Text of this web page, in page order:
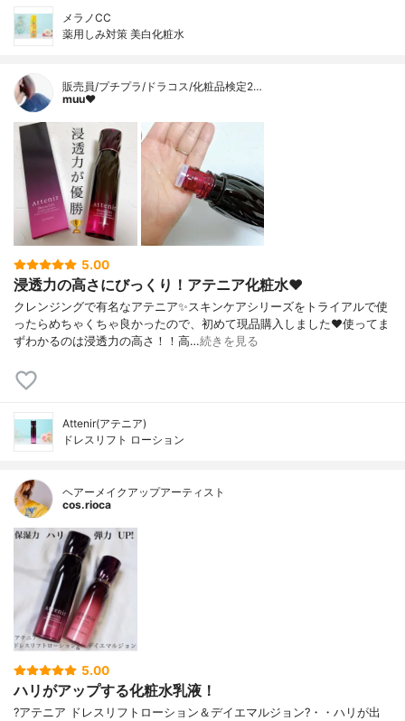
メラノCC
薬用しみ対策 美白化粧水
販売員/プチプラ/ドラコス/化粧品検定2…
muu❤︎
5.00
浸透力の高さにびっくり！アテニア化粧水❤️
クレンジングで有名なアテニア✨スキンケアシリーズをトライアルで使
ったらめちゃくちゃ良かったので、初めて現品購入しました❤️使ってま
ずわかるのは浸透力の高さ！！高…続きを見る
Attenir(アテニア)
ドレスリフト ローション
ヘアーメイクアップアーティスト
cos.rioca
5.00
ハリがアップする化粧水乳液！
?アテニア ドレスリフトローション＆デイエマルジョン?・・ハリが出